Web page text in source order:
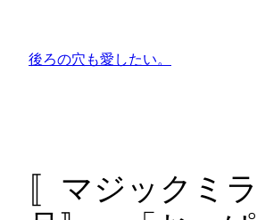
後ろの穴も愛したい。
〚マジックミ